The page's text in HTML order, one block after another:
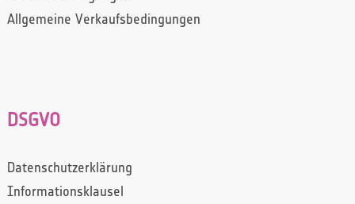
Allgemeine Verkaufsbedingungen
DSGVO
Datenschutzerklärung
Informationsklausel